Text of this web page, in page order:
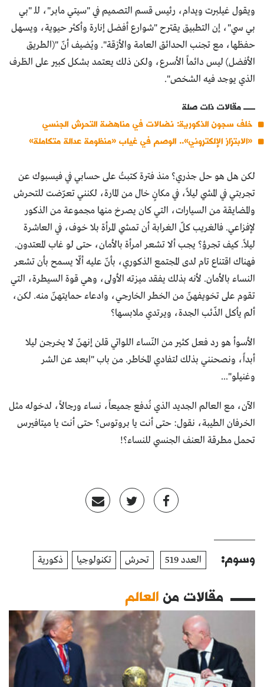
ويقول غيلبرت ويدام، رئيس قسم التصميم في "سيتي مابر"، للـ "بي
بي سي"، إن التطبيق يقترح "شوارع أفضل إنارة وأكثر حيوية، ويسهل
حفظها، مع تجنب الحدائق العامة والأزقة". ويُضيف أنّ "(الطريق
الأفضل) ليس دائماً الأسرع، ولكن ذلك يعتمد بشكل كبير على الظرف
الذي يوجد فيه الشخص".
مقالات ذات صلة
خلف سجون الذكورية: نضالات في مناهضة التحرش الجنسي
«الابتزاز الإلكتروني».. الوصم في غياب «منظومة عدالة متكاملة»
لكن هل هو حل جذري؟ منذ فترة كتبتُ على حسابي في فيسبوك عن
تجربتي في المشي ليلاً، في مكانٍ خال من المارة، لكنني تعرّضت للتحرش
والمضايقة من السيارات، التي كان يصرخ منها مجموعة من الذكور
لإفزاعي. فالغريب كلّ الغرابة أن تمشي المرأة بلا خوف، في العاشرة
ليلاً. كيف تجرؤ؟ يجب ألا تشعر امرأة بالأمان، حتى لو غاب المعتدون.
فهناك اقتناع تام لدى المجتمع الذكوري، بأنّ عليه ألّا يسمح بأن تشعر
النساء بالأمان. لأنه بذلك يفقد ميزته الأولى، وهي قوة السيطرة، التي
تقوم على تخويفهنّ من الخطر الخارجي، وادعاء حمايتهنّ منه. لكن،
ألم يأكل الذّئب الجدة، ويرتدي ملابسها؟
الأسوأ هو رد فعل كثير من النّساء اللواتي قلن إنهنّ لا يخرجن ليلا
أبداً، ونصحنني بذلك لتفادي المخاطر. من باب "ابعد عن الشر
وغنيلو"...
الآن، مع العالم الجديد الذي نُدفع جميعاً، نساء ورجالاً، لدخوله مثل
الخرفان الطيبة، نقول: حتى أنت يا بروتوس؟ حتى أنت يا ميتافيرس
تحمل مطرقة العنف الجنسي للنساء؟!
وسوم: العدد 519 تحرش تكنولوجيا ذكورية
مقالات منالعالم